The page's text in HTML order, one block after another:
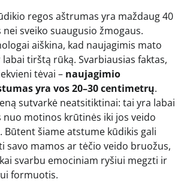
regos aštrumas yra maždaug 40
sveiko suaugusio žmogaus.
aiškina, kad naujagimis mato
tirštą rūką. Svarbiausias faktas,
tėvai – naujagimio
yra vos 20–30 centimetrų.
sutvarkė neatsitiktinai: tai yra labai
motinos krūtinės iki jos veido
šiame atstume kūdikis gali
savo mamos ar tėčio veido bruožus,
svarbu emociniam ryšiui megzti ir
formuotis.